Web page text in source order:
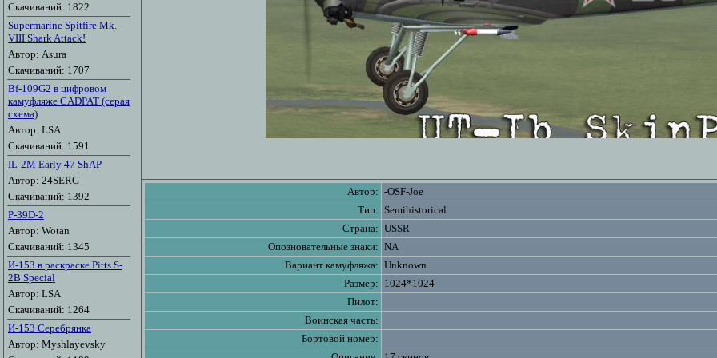
Скачиваний: 1822
Supermarine Spitfire Mk.
VIII Shark Attack!
Автор: Asura
Скачиваний: 1707
Bf-109G2 в цифровом
камуфляже CADPAT (серая
схема)
Автор: LSA
Скачиваний: 1591
IL-2M Early 47 ShAP
Автор: 24SERG
Скачиваний: 1392
P-39D-2
Автор: Wotan
Скачиваний: 1345
И-153 в раскраске Pitts S-
2B Special
Автор: LSA
Скачиваний: 1264
И-153 Серебрянка
Автор: Myshlayevsky
Автор: -OSF-Joe
Тип: Semihistorical
Страна: USSR
Опозновательные знаки: NA
Вариант камуфляжа: Unknown
Размер: 1024*1024
Пилот:
Воинская часть:
Бортовой номер: